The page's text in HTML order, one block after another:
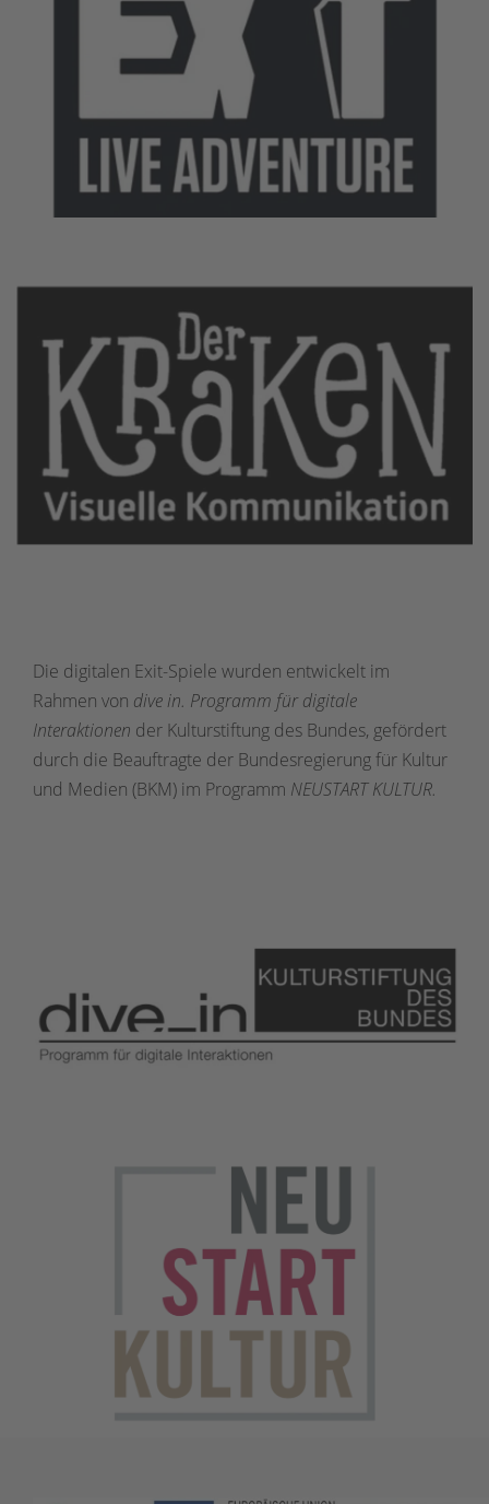
Die digitalen Exit-Spiele wurden entwickelt im
Rahmen von dive in. Programm für digitale
Interaktionen der Kulturstiftung des Bundes, gefördert
durch die Beauftragte der Bundesregierung für Kultur
und Medien (BKM) im Programm NEUSTART KULTUR.